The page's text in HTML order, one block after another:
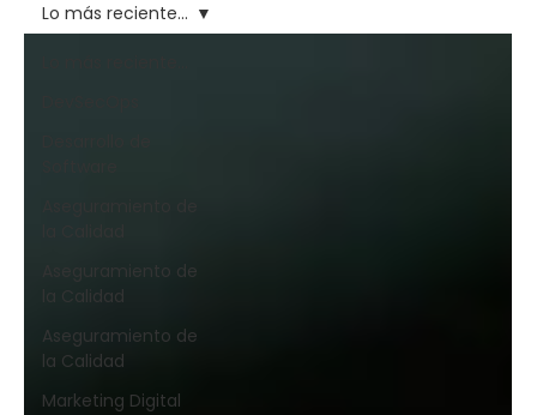
Aseguramiento de
la Calidad
Aseguramiento de
la Calidad
Marketing Digital
Lo más reciente...